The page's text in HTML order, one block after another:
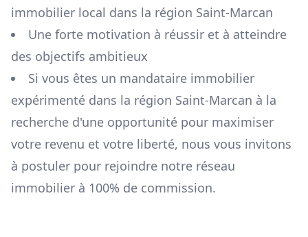
immobilier local dans la région Saint-Marcan
Une forte motivation à réussir et à atteindre
des objectifs ambitieux
Si vous êtes un mandataire immobilier
expérimenté dans la région Saint-Marcan à la
recherche d'une opportunité pour maximiser
votre revenu et votre liberté, nous vous invitons
à postuler pour rejoindre notre réseau
immobilier à 100% de commission.